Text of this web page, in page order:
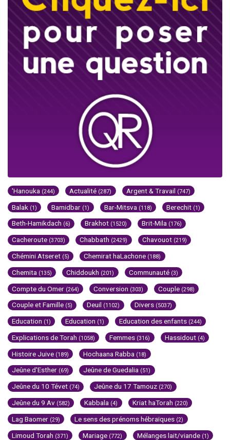
'Hanouka (244) Actualité (287) Argent & Travail (747)
Balak (1) Bamidbar (1) Bar-Mitsva (118) Berechit (1)
Beth-Hamikdach (6) Brakhot (1520) Brit-Mila (176)
Cacheroute (3703) Chabbath (2429) Chavouot (219)
Chémini Atseret (5) Chemirat haLachone (188)
Chemita (135) Chiddoukh (201) Communauté (3)
Compte du Omer (264) Conversion (303) Couple (298)
Couple et Famille (5) Deuil (1102) Divers (5037)
Education (1) Education (1) Education des enfants (244)
Explications de Torah (1058) Femmes (316) Hassidout (4)
Histoire Juive (189) Hochaana Rabba (18)
Jeûne d'Esther (69) Jeûne de Guedalia (51)
Jeûne du 10 Tévet (74) Jeûne du 17 Tamouz (270)
Jeûne du 9 Av (582) Kabbala (4) Kriat haTorah (220)
Lag Baomer (29) Le sens des prénoms hébraïques (2)
Limoud Torah (371) Mariage (772) Mélanges lait/viande (1)